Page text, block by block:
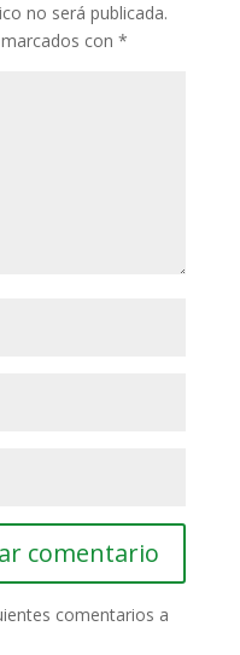
no será publicada.
con *
comentarios a